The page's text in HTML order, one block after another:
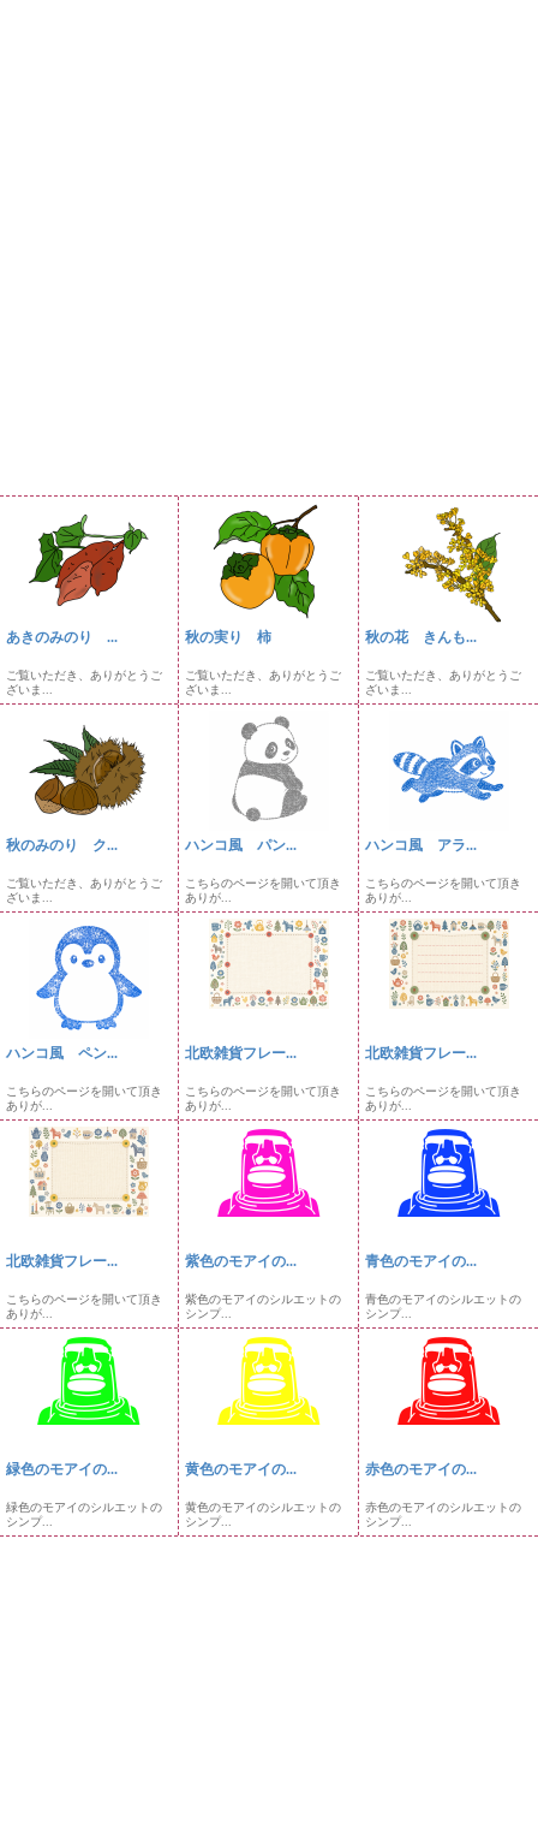
あきのみのり ...
ご覧いただき、ありがとうご
ざいま...
秋の実り 柿
ご覧いただき、ありがとうご
ざいま...
秋の花 きんも...
ご覧いただき、ありがとうご
ざいま...
秋のみのり ク...
ご覧いただき、ありがとうご
ざいま...
ハンコ風 パン...
こちらのページを開いて頂き
ありが...
ハンコ風 アラ...
こちらのページを開いて頂き
ありが...
ハンコ風 ペン...
こちらのページを開いて頂き
ありが...
北欧雑貨フレー...
こちらのページを開いて頂き
ありが...
北欧雑貨フレー...
こちらのページを開いて頂き
ありが...
北欧雑貨フレー...
こちらのページを開いて頂き
ありが...
紫色のモアイの...
紫色のモアイのシルエットの
シンプ...
青色のモアイの...
青色のモアイのシルエットの
シンプ...
緑色のモアイの...
緑色のモアイのシルエットの
シンプ...
黄色のモアイの...
黄色のモアイのシルエットの
シンプ...
赤色のモアイの...
赤色のモアイのシルエットの
シンプ...